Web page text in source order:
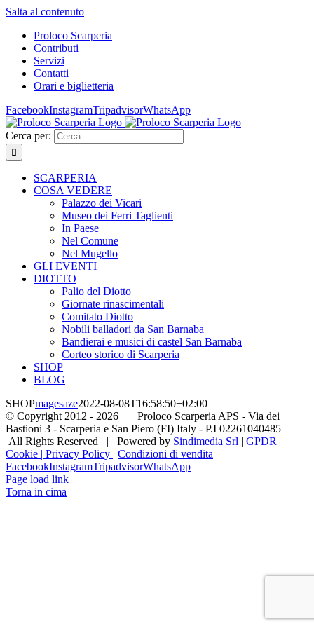
Salta al contenuto
Proloco Scarperia
Contributi
Servizi
Contatti
Orari e biglietteria
FacebookInstagramTripadvisorWhatsApp
Cerca per:
SCARPERIA
COSA VEDERE
Palazzo dei Vicari
Museo dei Ferri Taglienti
In Paese
Nel Comune
Nel Mugello
GLI EVENTI
DIOTTO
Palio del Diotto
Giornate rinascimentali
Comitato Diotto
Nobili balladori da San Barnaba
Bandierai e musici di castel San Barnaba
Corteo storico di Scarperia
SHOP
BLOG
SHOPmagesaze2022-08-08T16:58:50+02:00
© Copyright 2012 - 2026 | Proloco Scarperia APS - Via dei
Bastioni 3 - Scarperia e San Piero (FI) Italy - P.I 02261040485
All Rights Reserved | Powered by Sindimedia Srl | GPDR
Cookie | Privacy Policy | Condizioni di vendita
FacebookInstagramTripadvisorWhatsApp
Page load link
Torna in cima